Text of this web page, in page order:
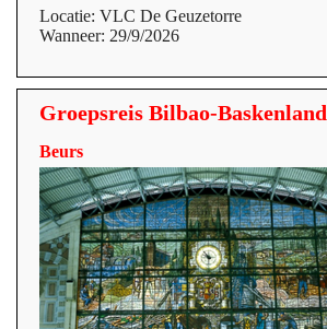
Locatie: VLC De Geuzetorre
Wanneer: 29/9/2026
Groepsreis Bilbao-Baskenland
Beurs